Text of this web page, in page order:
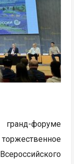
гранд-форуме